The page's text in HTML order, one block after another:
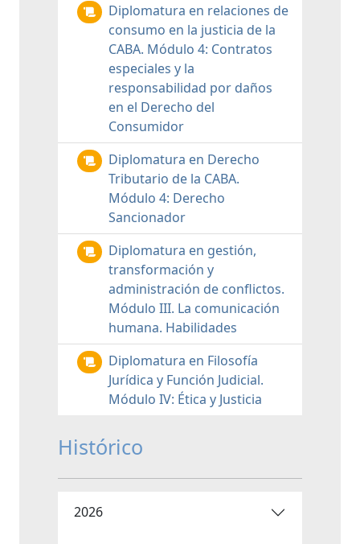
Diplomatura en relaciones de
consumo en la justicia de la
CABA. Módulo 4: Contratos
especiales y la
responsabilidad por daños
en el Derecho del
Consumidor
Diplomatura en Derecho
Tributario de la CABA.
Módulo 4: Derecho
Sancionador
Diplomatura en gestión,
transformación y
administración de conflictos.
Módulo III. La comunicación
humana. Habilidades
Diplomatura en Filosofía
Jurídica y Función Judicial.
Módulo IV: Ética y Justicia
Histórico
2026